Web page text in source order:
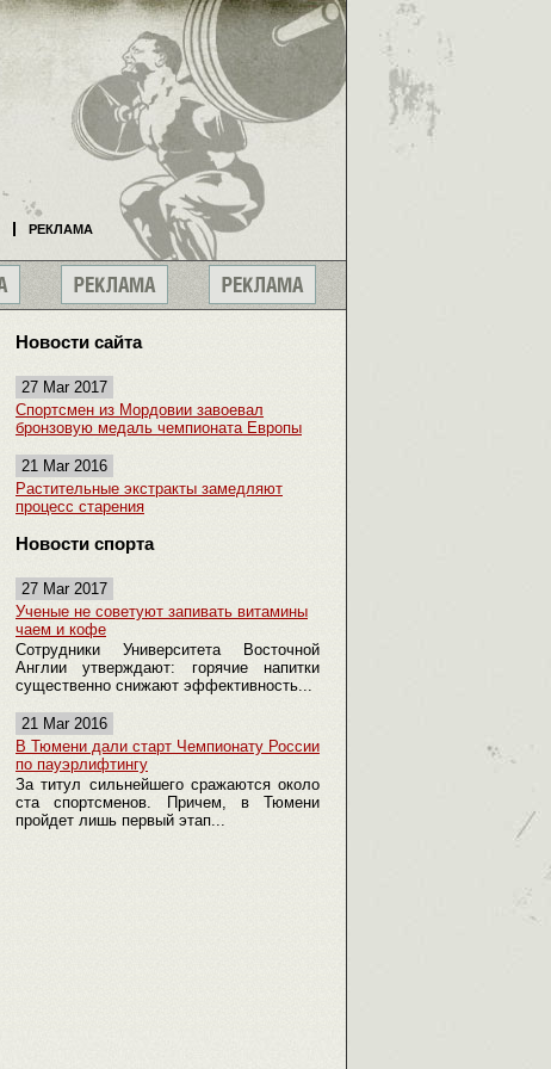
Новости сайта
27 Mar 2017
Спортсмен из Мордовии завоевал
бронзовую медаль чемпионата Европы
21 Mar 2016
Растительные экстракты замедляют
процесс старения
Новости спорта
27 Mar 2017
Ученые не советуют запивать витамины
чаем и кофе
Сотрудники Университета Восточной
Англии утверждают: горячие напитки
существенно снижают эффективность...
21 Mar 2016
В Тюмени дали старт Чемпионату России
по пауэрлифтингу
За титул сильнейшего сражаются около
ста спортсменов. Причем, в Тюмени
пройдет лишь первый этап...
РЕКЛАМА